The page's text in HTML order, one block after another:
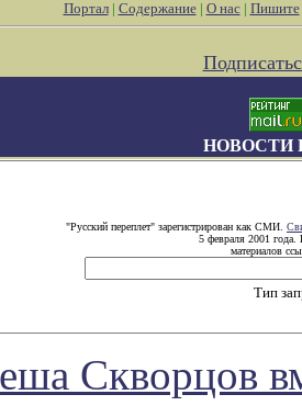
Портал| Содержание| О нас| Пишите
НОВОСТИ
"Русский переплет" зарегистрирован как СМИ.
5 февраля 2001 года.
материалов
Тип
Скворцов